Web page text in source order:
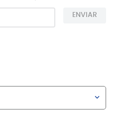
ENVIAR